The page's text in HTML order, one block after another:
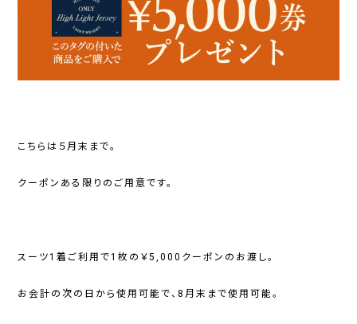
こちらは５月末まで。
クーポンある限りのご用意です。
スーツ1着ご利用で1枚の￥5,000クーポンのお渡し。
お会計の次の日から使用可能で、8月末まで使用可能。